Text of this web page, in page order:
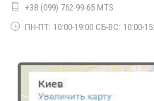
+38 (099) 762-99-65 MTS
ПН-ПТ: 10:00-19:00 СБ-ВС: 10:00-